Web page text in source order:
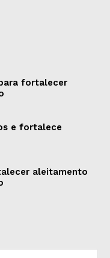
fortalecer
e fortalece
aleitamento